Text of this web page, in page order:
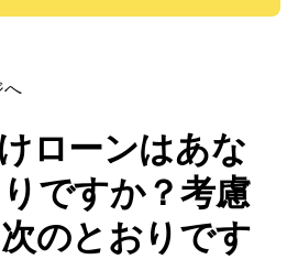
へ
ローンはあな
ですか？考慮
のとおりです